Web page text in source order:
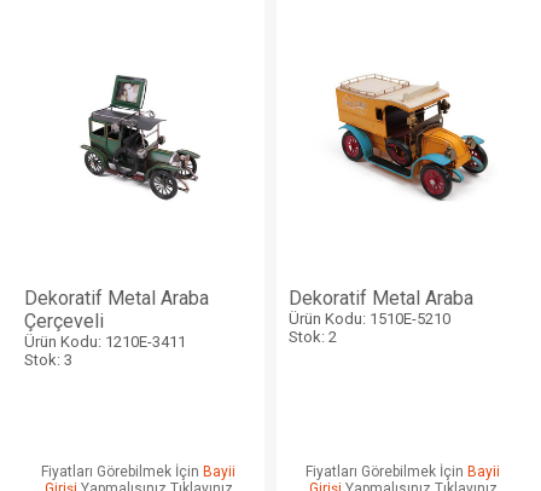
Dekoratif Metal Araba
Çerçeveli
Ürün Kodu: 1210E-3411
Stok: 3
Fiyatları Görebilmek İçin Bayii
Dekoratif Metal Araba
Ürün Kodu: 1510E-5210
Stok: 2
Fiyatları Görebilmek İçin Bayii